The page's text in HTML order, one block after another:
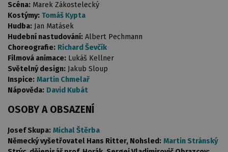
Scéna: Marek Zákostelecký
Kostýmy: Tomáš Kypta
Hudba: Jan Matásek
Hudební nastudování: Albert Pechmann
Choreografie: Richard Ševčík
Filmová animace: Lukáš Kellner
Světelný design: Jakub Sloup
Inspice: Martin Chmelař
Nápověda: David Kubát
OSOBY A OBSAZENÍ
Josef Skupa: Michal Štěrba
Německý vyšetřovatel Hans Ritter, Nohsled: Martin Stránský